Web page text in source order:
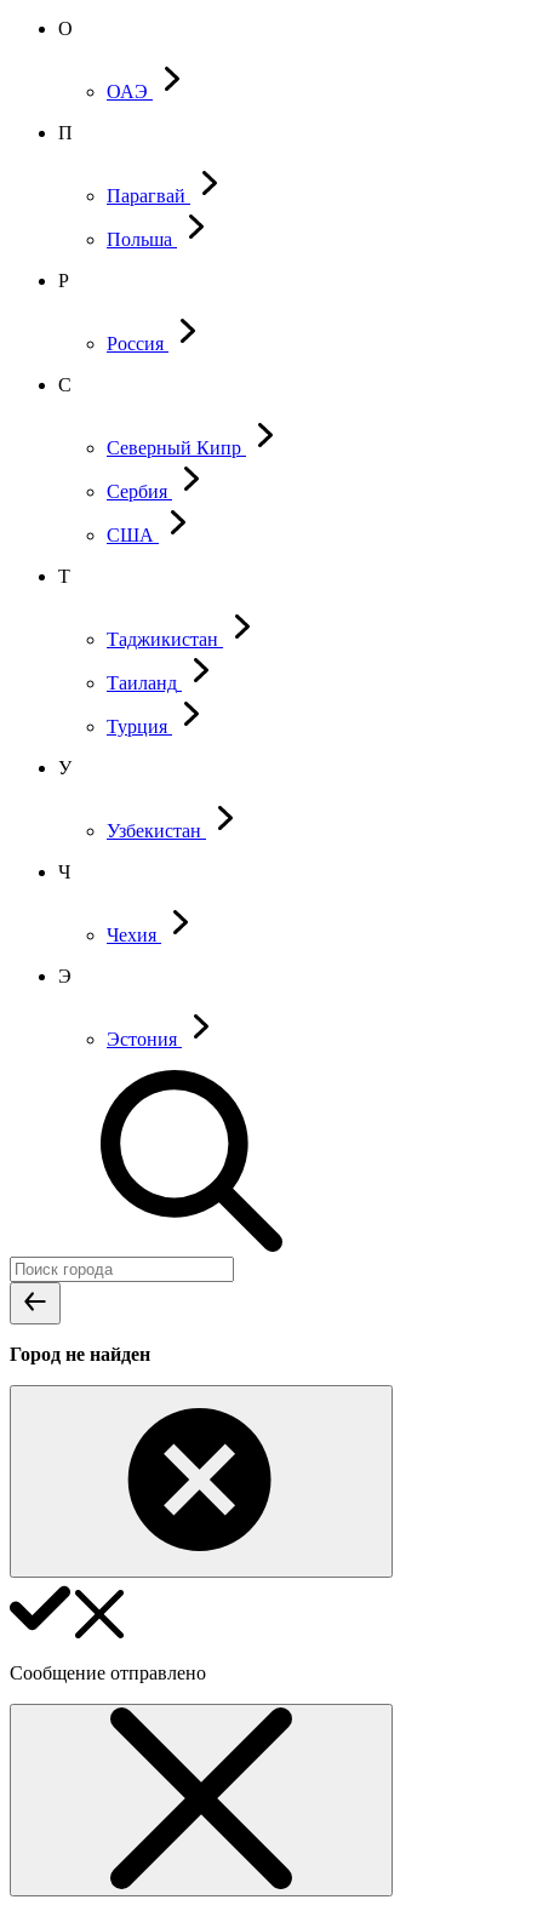
О
ОАЭ
П
Парагвай
Польша
Р
Россия
С
Северный Кипр
Сербия
США
Т
Таджикистан
Таиланд
Турция
У
Узбекистан
Ч
Чехия
Э
Эстония
Город не найден
Сообщение отправлено